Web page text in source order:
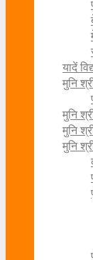
यादें
मुनि
मुनि
मुनि
मुनि